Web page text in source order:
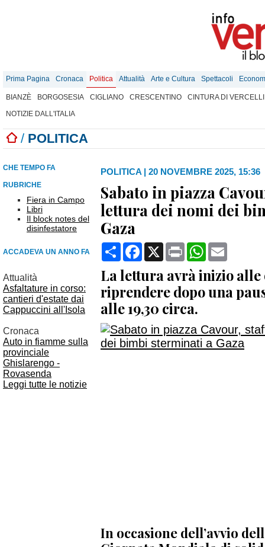
Prima Pagina Cronaca Politica Attualità Arte e Cultura Spettacoli
BIANZÈ BORGOSESIA CIGLIANO CRESCENTINO
CINTURA DI VERCELLI
NOTIZIE DALL'ITALIA
/ POLITICA
CHE TEMPO FA
RUBRICHE
Fiera in Campo
Libri
Il block notes del
disinfestatore
ACCADEVA UN ANNO FA
Attualità
Asfaltature in corso:
cantieri d'estate dai
Cappuccini all'Isola
Cronaca
Auto in fiamme sulla
provinciale
Ghislarengo -
Rovasenda
Leggi tutte le notizie
POLITICA | 20 NOVEMBRE 2025, 15:36
Sabato in piazza
lettura dei nomi dei
Gaza
CondividiFacebook
X Print WhatsApp
La lettura avrà inizio alle
riprendere dopo una
alle 19,30 circa.
In occasione dell’avvio